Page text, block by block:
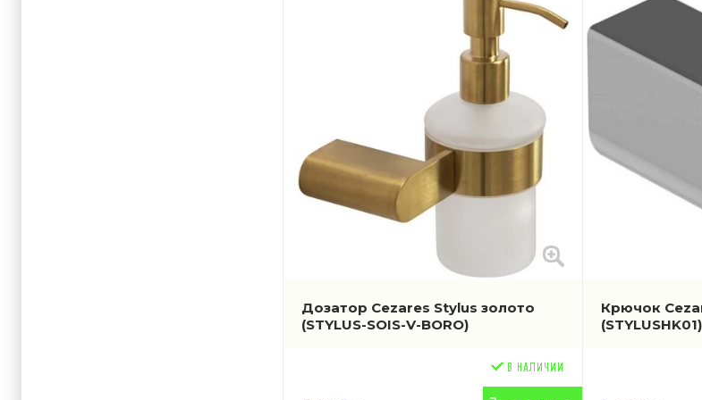
Дозатор Cezares Stylus золото
(STYLUS-SOIS-V-BORO)
Крючок
(STYLUSHK01)